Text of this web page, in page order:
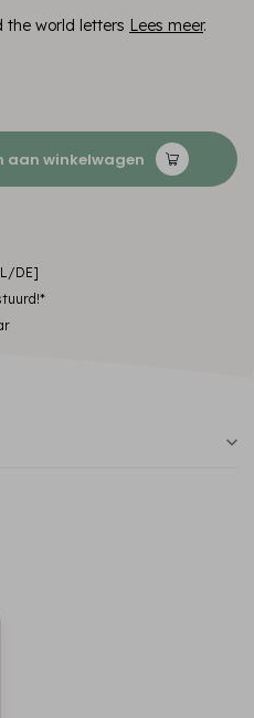
the world letters Lees meer.
aan winkelwagen
DE]